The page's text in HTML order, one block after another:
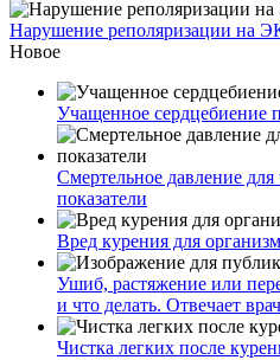
Нарушение реполяризации на
Новое
Учащенное сердцебиение
Смертельное давление для
показатели
Вред курения для
Ушиб, растяжение или
и что делать. Отвечает врач
Чистка легких после